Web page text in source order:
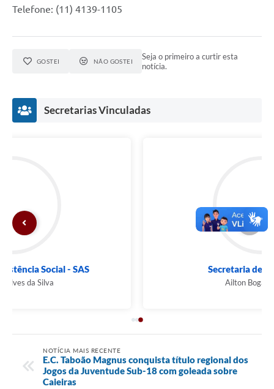
Telefone: (11) 4139-1105
GOSTEI NÃO GOSTEI
Seja o primeiro a curtir esta
notícia.
Secretarias Vinculadas
Secretaria de Saúde - SMS
NOTÍCIA MAIS RECENTE
E.C. Taboão Magnus conquista título regional dos
Jogos da Juventude Sub-18 com goleada sobre
Caieiras